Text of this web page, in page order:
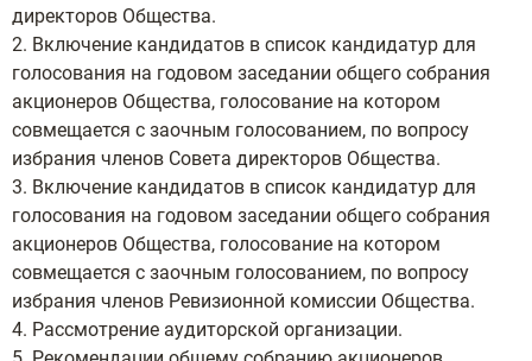
директоров Общества.
2. Включение кандидатов в список кандидатур для
голосования на годовом заседании общего собрания
акционеров Общества, голосование на котором
совмещается с заочным голосованием, по вопросу
избрания членов Совета директоров Общества.
3. Включение кандидатов в список кандидатур для
голосования на годовом заседании общего собрания
акционеров Общества, голосование на котором
совмещается с заочным голосованием, по вопросу
избрания членов Ревизионной комиссии Общества.
4. Рассмотрение аудиторской организации.